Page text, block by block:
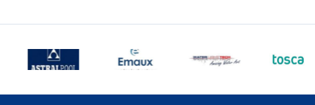
durabilidad y seguridad
hidráulicas. Su diseño
con doble unión tipo
instalaciones
requieren durabilidad y